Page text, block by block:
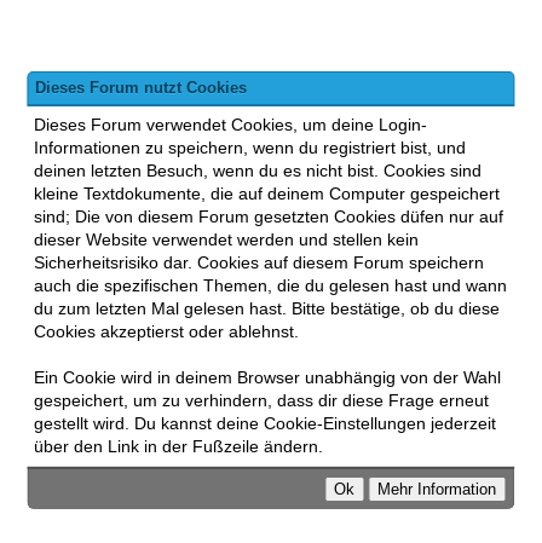
Dieses Forum nutzt Cookies
Dieses Forum verwendet Cookies, um deine Login-
Informationen zu speichern, wenn du registriert bist, und
deinen letzten Besuch, wenn du es nicht bist. Cookies sind
kleine Textdokumente, die auf deinem Computer gespeichert
sind; Die von diesem Forum gesetzten Cookies düfen nur auf
dieser Website verwendet werden und stellen kein
Sicherheitsrisiko dar. Cookies auf diesem Forum speichern
auch die spezifischen Themen, die du gelesen hast und wann
du zum letzten Mal gelesen hast. Bitte bestätige, ob du diese
Cookies akzeptierst oder ablehnst.
Ein Cookie wird in deinem Browser unabhängig von der Wahl
gespeichert, um zu verhindern, dass dir diese Frage erneut
gestellt wird. Du kannst deine Cookie-Einstellungen jederzeit
über den Link in der Fußzeile ändern.